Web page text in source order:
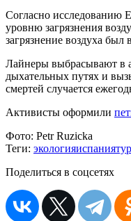
Согласно исследованию
уровню загрязнения
загрязнение воздуха
Лайнеры выбрасывают в
дыхательных путях и
смертей случается
Активисты оформили
Фото: Petr Ruzicka
Теги: экологияиспания
Поделиться в соцсетях